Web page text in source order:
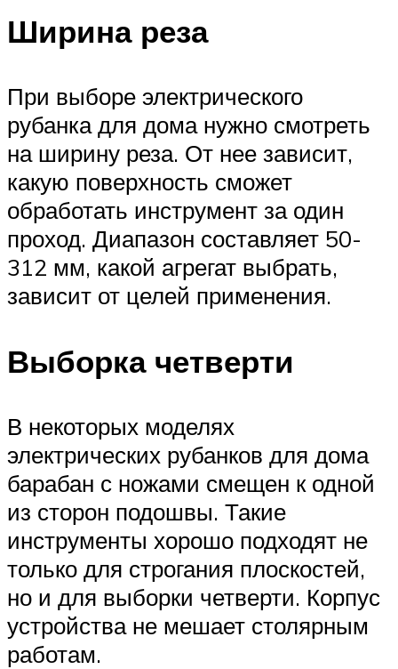
Ширина реза
При выборе электрического
рубанка для дома нужно смотреть
на ширину реза. От нее зависит,
какую поверхность сможет
обработать инструмент за один
проход. Диапазон составляет 50-
312 мм, какой агрегат выбрать,
зависит от целей применения.
Выборка четверти
В некоторых моделях
электрических рубанков для дома
барабан с ножами смещен к одной
из сторон подошвы. Такие
инструменты хорошо подходят не
только для строгания плоскостей,
но и для выборки четверти. Корпус
устройства не мешает столярным
работам.